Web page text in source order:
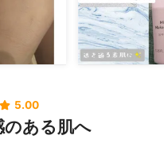
5.00
のある肌へ